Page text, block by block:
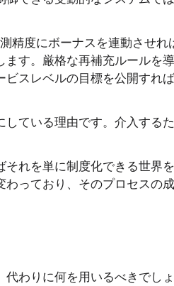
精度にボーナスを連動させ
す。厳格な再補充ルールを
スレベルの目標を公開すれ
ている理由です。介入する
れを単に制度化できる世界
っており、そのプロセスの
わりに何を用いるべきでし